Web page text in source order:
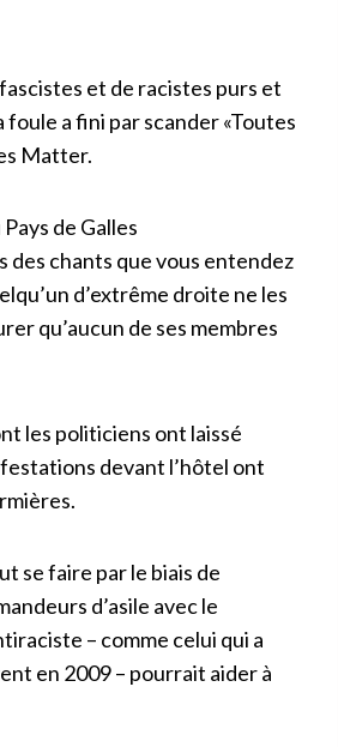
et de racistes purs et
a fini par scander «Toutes
Matter.
de Galles
des chants que vous entendez
d’extrême droite ne les
qu’aucun de ses membres
les politiciens ont laissé
devant l’hôtel ont
se faire par le biais de
d’asile avec le
– comme celui qui a
en 2009 – pourrait aider à